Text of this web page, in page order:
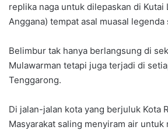
replika naga untuk dilepaskan di Kutai
Anggana) tempat asal muasal
Belimbur tak hanya berlangsung di
Mulawarman tetapi juga terjadi di
Tenggarong.
Di jalan-jalan kota yang berjuluk Kota
Masyarakat saling menyiram air